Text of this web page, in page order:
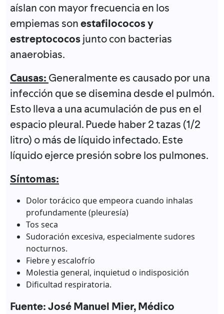
aíslan con mayor frecuencia en los
empiemas sonestafilococos y
estreptococosjunto con bacterias
anaerobias.
Causas: Generalmente es causado por una
infección que se disemina desde el pulmón.
Esto lleva a una acumulación de pus en el
espacio pleural. Puede haber 2 tazas (1/2
litro) o más de líquido infectado. Este
líquido ejerce presión sobre los pulmones.
Síntomas:
Dolor torácico que empeora cuando inhalas
profundamente (pleuresía)
Tos seca
Sudoración excesiva, especialmente sudores
nocturnos.
Fiebre y escalofrío
Molestia general, inquietud o indisposición
Dificultad respiratoria.
Fuente: José Manuel Mier, Médico